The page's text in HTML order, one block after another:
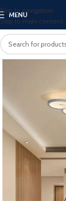
Skip to navigation
Skip to main content
MENU